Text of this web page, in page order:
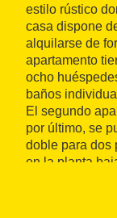
estilo rústico
casa dispone
alquilarse de
apartamento
ocho
baños
El segundo
por último, se
doble para dos
en la planta